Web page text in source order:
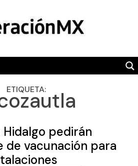
POLÍTICA
CAMALEÓN
OPINIÓN
SECTION
VIDEOS
ETIQUETA:
Hidalgo pedirán
vacunación para